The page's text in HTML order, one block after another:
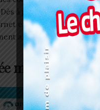
à présent, fini les
en itinérance : les
améliorée et plus
majeure pour